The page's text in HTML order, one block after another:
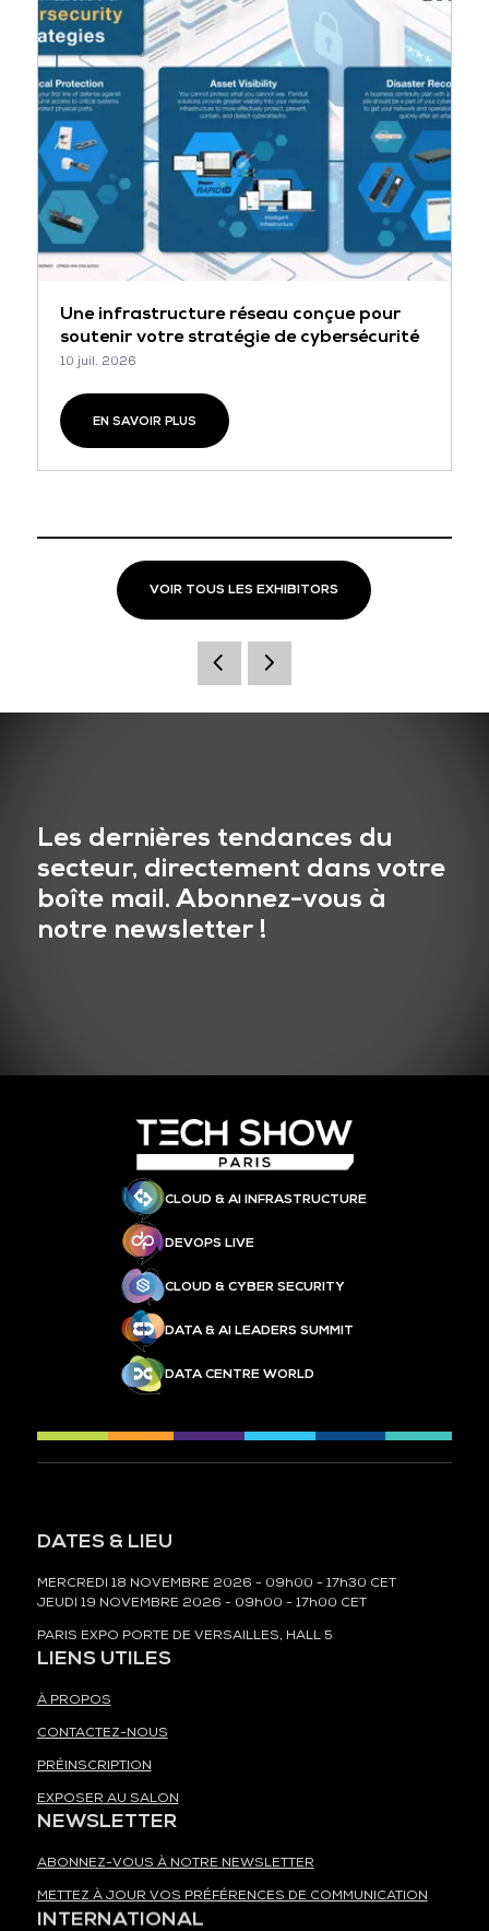
Une infrastructure réseau conçue pour
soutenir votre stratégie de cybersécurité
10 juil. 2026
EN SAVOIR PLUS
VOIR TOUS LES EXHIBITORS
Les dernières tendances du
secteur, directement dans votre
boîte mail. Abonnez-vous à
notre newsletter !
CLOUD & AI INFRASTRUCTURE
DEVOPS LIVE
CLOUD & CYBER SECURITY
DATA & AI LEADERS SUMMIT
DATA CENTRE WORLD
DATES & LIEU
MERCREDI 18 NOVEMBRE 2026 - 09h00 - 17h30 CET
JEUDI 19 NOVEMBRE 2026 - 09h00 - 17h00 CET
PARIS EXPO PORTE DE VERSAILLES, HALL 5
LIENS UTILES
À PROPOS
CONTACTEZ-NOUS
PRÉINSCRIPTION
EXPOSER AU SALON
NEWSLETTER
ABONNEZ-VOUS À NOTRE NEWSLETTER
METTEZ À JOUR VOS PRÉFÉRENCES DE COMMUNICATION
INTERNATIONAL